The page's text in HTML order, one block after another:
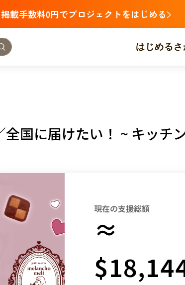
掲載手数料0円でプロジェクトをはじめる
はじめる
群馬 埼玉 千葉
石川 福井 山梨
京都 大阪 兵庫
山口
愛媛 高知
長崎 熊本 大分 鹿児島 沖縄
国に届けたい！ ~ キッチ
現在の支援総額
≈